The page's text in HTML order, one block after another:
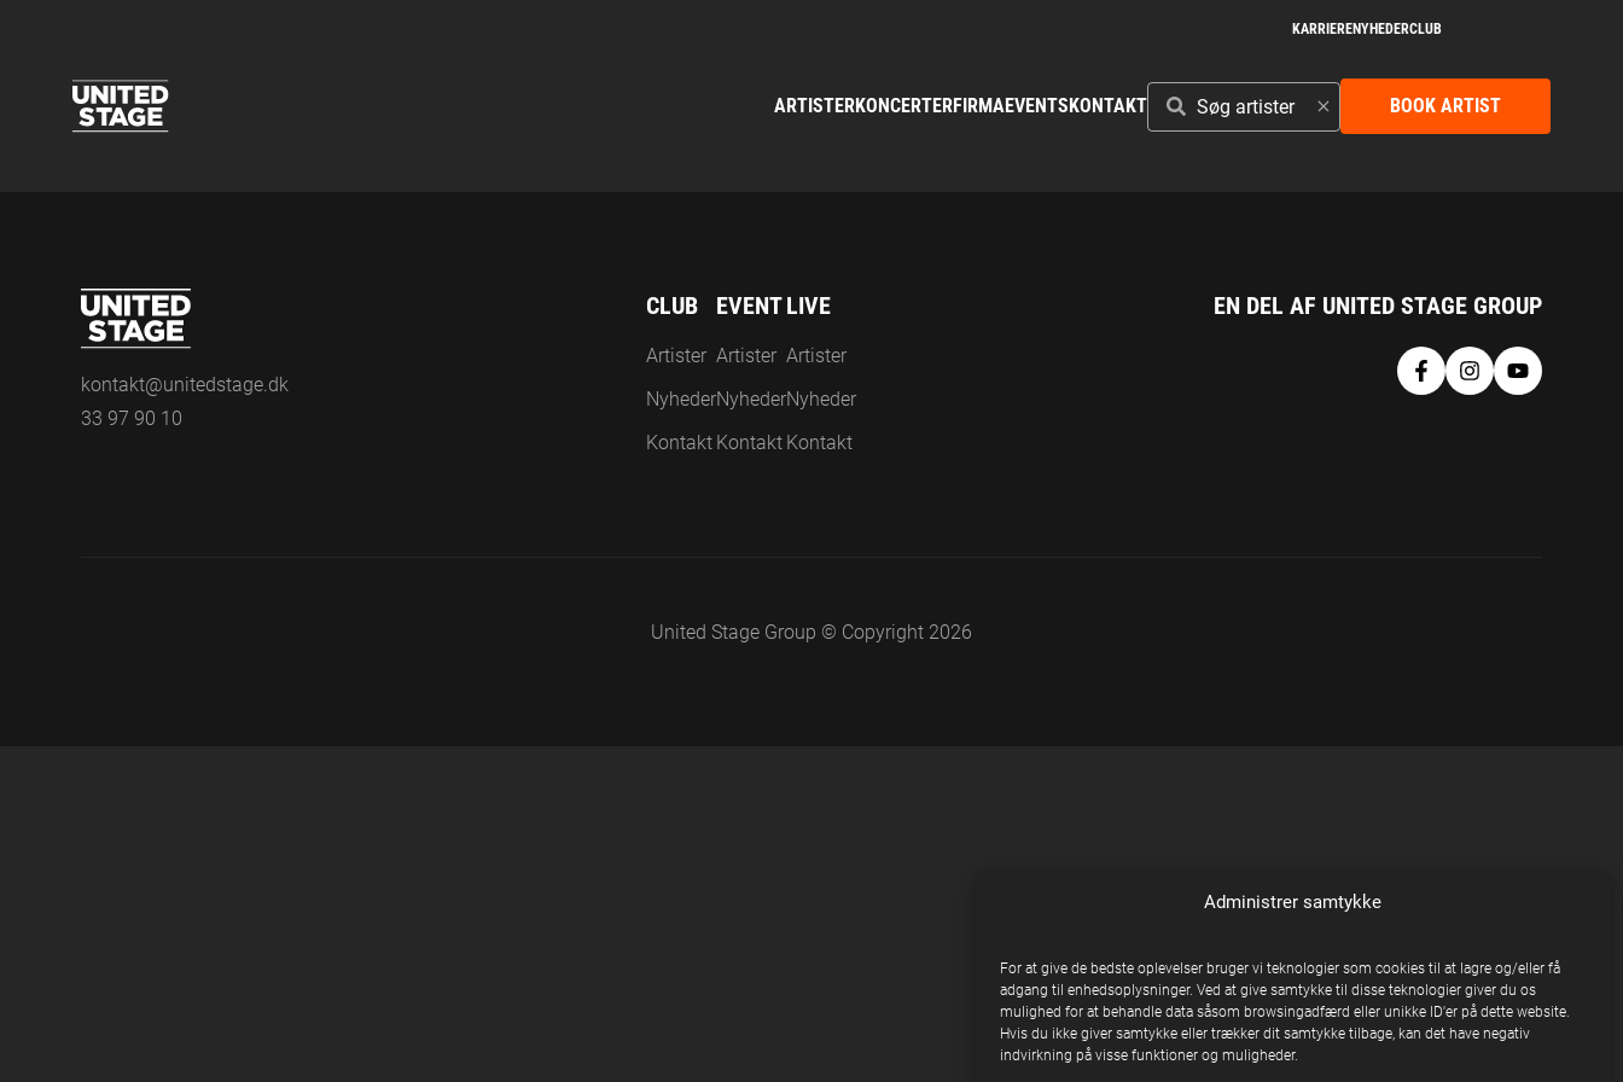
Administrer samtykke
For at give de bedste oplevelser bruger vi teknologier som cookies til at lagre og/eller få
adgang til enhedsoplysninger. Ved at give samtykke til disse teknologier giver du os
mulighed for at behandle data såsom browsingadfærd eller unikke ID'er på dette website.
Hvis du ikke giver samtykke eller trækker dit samtykke tilbage, kan det have negativ
indvirkning på visse funktioner og muligheder.
KARRIERENYHEDERCLUB
ARTISTERKONCERTERFIRMAEVENTS KONTAKTSØG
ARTISTER
BOOK ARTIST
kontakt@unitedstage.dk
33 97 90 10
CLUB
Artister
Nyheder
Kontakt
EVENT
Artister
Nyheder
Kontakt
LIVE
Artister
Nyheder
Kontakt
EN DEL AF UNITED STAGE GROUP
United Stage Group © Copyright 2026